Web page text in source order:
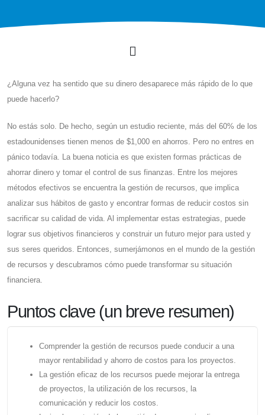
¿Alguna vez ha sentido que su dinero desaparece más rápido de lo que
puede hacerlo?
No estás solo. De hecho, según un estudio reciente, más del 60% de los
estadounidenses tienen menos de $1,000 en ahorros. Pero no entres en
pánico todavía. La buena noticia es que existen formas prácticas de
ahorrar dinero y tomar el control de sus finanzas. Entre los mejores
métodos efectivos se encuentra la gestión de recursos, que implica
analizar sus hábitos de gasto y encontrar formas de reducir costos sin
sacrificar su calidad de vida. Al implementar estas estrategias, puede
lograr sus objetivos financieros y construir un futuro mejor para usted y
sus seres queridos. Entonces, sumerjámonos en el mundo de la gestión
de recursos y descubramos cómo puede transformar su situación
financiera.
Puntos clave (un breve resumen)
Comprender la gestión de recursos puede conducir a una
mayor rentabilidad y ahorro de costos para los proyectos.
La gestión eficaz de los recursos puede mejorar la entrega
de proyectos, la utilización de los recursos, la
comunicación y reducir los costos.